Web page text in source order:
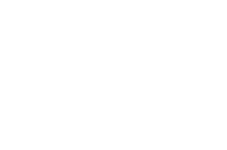
a fost: 22,87
este: 9,31